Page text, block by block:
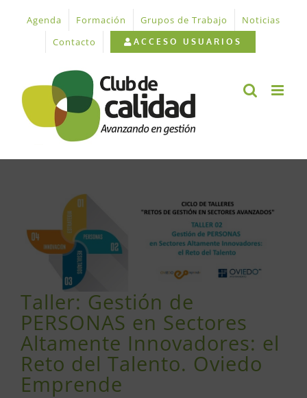
contenido
Agenda Formación Grupos de Trabajo
Noticias
Contacto
ACCESO USUARIOS
más
grande
Taller: Gestión de
PERSONAS en Sectores
Altamente Innovadores: el
Reto del Talento. Oviedo
Emprende